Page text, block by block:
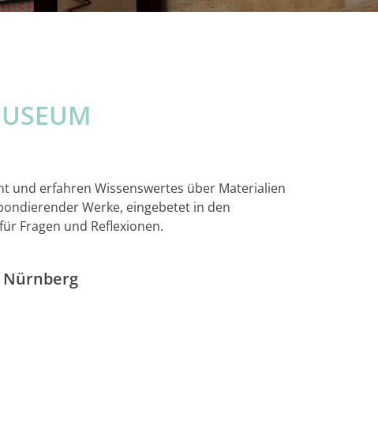
und erfahren Wissenswertes über Materialien
Werke, eingebetet in den
Fragen und Reflexionen.
Nürnberg